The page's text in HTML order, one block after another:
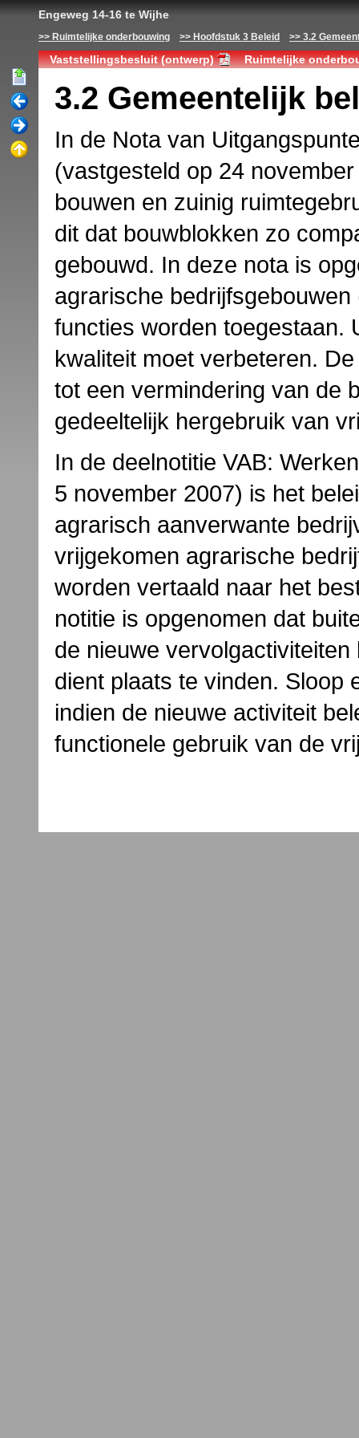
Engeweg 14-16 te Wijhe
Ruimtelijke onderbouwing Hoofdstuk 3 Beleid 3.2
Vaststellingsbesluit (ontwerp) Ruimtelijke
3.2 Gemeentelijk
In de Nota van
(vastgesteld op 24
bouwen en zuinig
dit dat bouwblokken zo
gebouwd. In deze nota is
agrarische
functies worden toegestaan.
kwaliteit moet verbeteren.
tot een vermindering van de
gedeeltelijk hergebruik van
In de deelnotitie VAB:
5 november 2007) is het
agrarisch aanverwante
vrijgekomen agrarische
worden vertaald naar het
notitie is opgenomen dat
de nieuwe
dient plaats te vinden. Sloop
indien de nieuwe activiteit
functionele gebruik van de